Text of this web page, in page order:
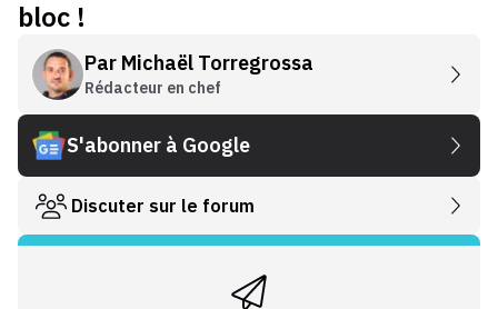
bloc !
Par Michaël Torregrossa
Rédacteur en chef
S'abonner à Google
Discuter sur le forum